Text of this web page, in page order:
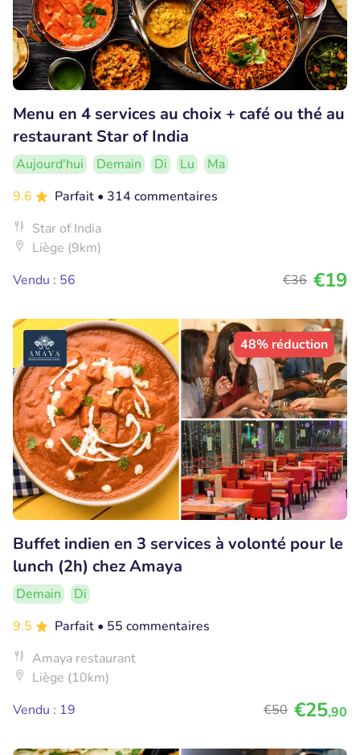
Menu en 4 services au choix + café ou thé au
restaurant Star of India
Aujourd'hui Demain Di Lu
Ma
9.6
Parfait • 314 commentaires
Star of India
Liège (9km)
Vendu : 56
€36 €19
48% réduction
Buffet indien en 3 services à volonté pour le
lunch (2h) chez Amaya
Demain
Di
9.5
Parfait • 55 commentaires
Amaya restaurant
Liège (10km)
Vendu : 19
€50 €25,90